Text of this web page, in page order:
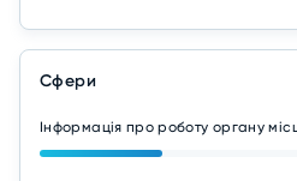
Сфери
Інформація про роботу органу